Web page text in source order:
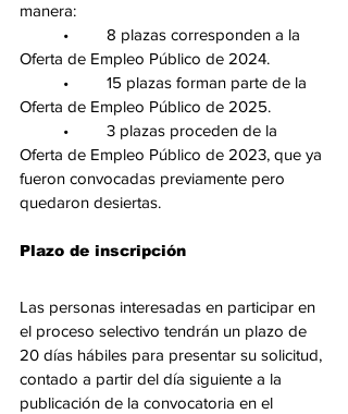
manera:
Oferta de Empleo Público de 2024.
Oferta de Empleo Público de 2025.
Oferta de Empleo Público de 2023, que ya
fueron convocadas previamente pero
quedaron desiertas.
Plazo de inscripción
Las personas interesadas en participar en
el proceso selectivo tendrán un plazo de
20 días hábiles para presentar su solicitud,
contado a partir del día siguiente a la
publicación de la convocatoria en el